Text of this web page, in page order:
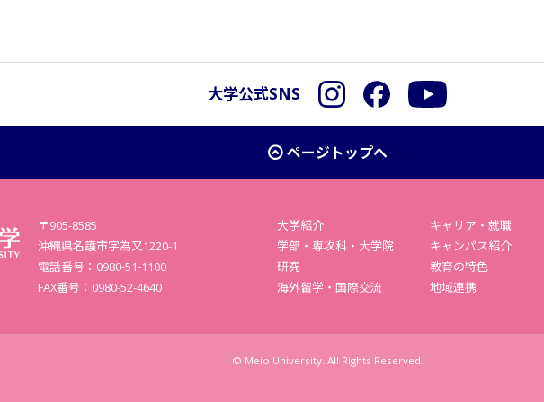
大学公式SNS InstagramFacebook
ページトップへ
〒905-8585
沖縄県名護市字為又1220-1
電話番号：0980-51-1100
FAX番号：0980-52-4640
大学紹介
学部・専攻科・大学院
研究
海外留学・国際交流
キャリア・就職
キャンパス紹介
教育の特色
地域連携
© Meio University. All Rights Reserved.